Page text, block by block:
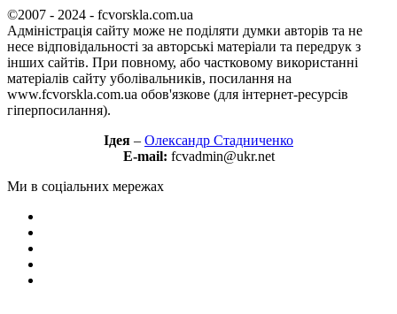
©2007 - 2024 - fcvorskla.com.ua
Адміністрація сайту може не поділяти думки авторів та не
несе відповідальності за авторські матеріали та передрук з
інших сайтів. При повному, або частковому використанні
матеріалів сайту уболівальників, посилання на
www.fcvorskla.com.ua обов'язкове (для інтернет-ресурсів
гіперпосилання).
Ідея – Олександр Стадниченко
E-mail: fcvadmin@ukr.net
Ми в соціальних мережах